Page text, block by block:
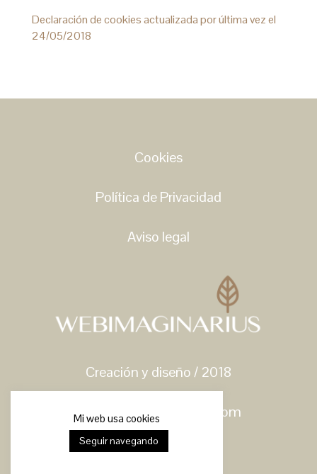
Declaración de cookies actualizada por última vez el
24/05/2018
Cookies
Política de Privacidad
Aviso legal
Creación y diseño / 2018
hello@webimaginarius.com
Mi web usa cookies
Seguir navegando